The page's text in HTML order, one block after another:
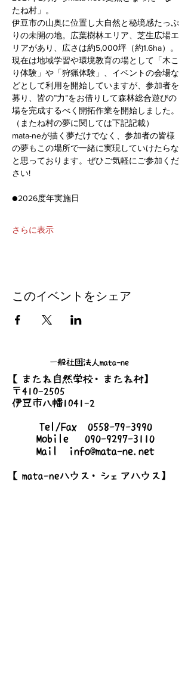
たね村」。
伊豆市の山奥に位置し大自然と秘境感たっぷ
りの未開の地。広葉樹林エリア、芝生広場エ
リアがあり、広さは約5,000坪（約1.6ha）。
現在は地域学習や環境教育の場として「木こ
り体験」や「狩猟体験」、イベントの会場な
どとして利用を開始していますが、参加者を
募り、皆の”力”をお借りして森林総合遊びの
場を完成するべく開拓作業を開始しました。
（またね村の夢に関しては下記記載）
mata-neが描く夢だけでなく、参加者の皆様
の夢もこの場所で一緒に実現していけたらな
と思っております。ぜひご気軽にご参加くだ
さい!
●2026度年実施日
さらに表示
このイベントをシェア
一般社団法人mata-ne
【またね自然学校・またね村】
〒410-2505
伊豆市八幡1041-2
Tel/Fax0558-79-3990
Mobile 090-9297-3110
Mail
info@mata-ne.net
【mata-neハウス・シェアハウス】